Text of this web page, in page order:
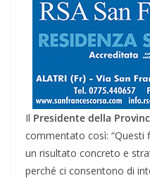
Il Presidente della
commentato così: “Questi
un risultato concreto e
perché ci consentono di